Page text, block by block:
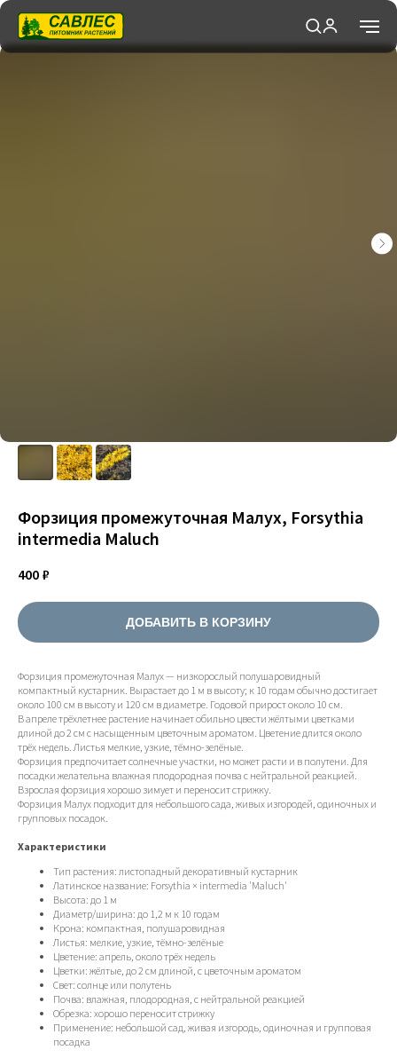
Форзиция промежуточная Малух, Forsythia
intermedia Maluch
400 ₽
ДОБАВИТЬ В КОРЗИНУ
Форзиция промежуточная Малух — низкорослый полушаровидный
компактный кустарник. Вырастает до 1 м в высоту; к 10 годам обычно достигает
около 100 см в высоту и 120 см в диаметре. Годовой прирост около 10 см.
В апреле трёхлетнее растение начинает обильно цвести жёлтыми цветками
длиной до 2 см с насыщенным цветочным ароматом. Цветение длится около
трёх недель. Листья мелкие, узкие, тёмно-зелёные.
Форзиция предпочитает солнечные участки, но может расти и в полутени. Для
посадки желательна влажная плодородная почва с нейтральной реакцией.
Взрослая форзиция хорошо зимует и переносит стрижку.
Форзиция Малух подходит для небольшого сада, живых изгородей, одиночных и
групповых посадок.
Характеристики
Тип растения: листопадный декоративный кустарник
Латинское название: Forsythia × intermedia 'Maluch'
Высота: до 1 м
Диаметр/ширина: до 1,2 м к 10 годам
Крона: компактная, полушаровидная
Листья: мелкие, узкие, тёмно-зелёные
Цветение: апрель, около трёх недель
Цветки: жёлтые, до 2 см длиной, с цветочным ароматом
Свет: солнце или полутень
Почва: влажная, плодородная, с нейтральной реакцией
Обрезка: хорошо переносит стрижку
Применение: небольшой сад, живая изгородь, одиночная и групповая
посадка